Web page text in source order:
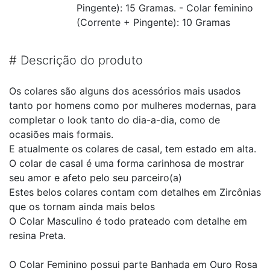
Pingente): 15 Gramas. - Colar feminino
(Corrente + Pingente): 10 Gramas
# Descrição do produto
Os colares são alguns dos acessórios mais usados
tanto por homens como por mulheres modernas, para
completar o look tanto do dia-a-dia, como de
ocasiões mais formais.
E atualmente os colares de casal, tem estado em alta.
O colar de casal é uma forma carinhosa de mostrar
seu amor e afeto pelo seu parceiro(a)
Estes belos colares contam com detalhes em Zircônias
que os tornam ainda mais belos
O Colar Masculino é todo prateado com detalhe em
resina Preta.
O Colar Feminino possui parte Banhada em Ouro Rosa